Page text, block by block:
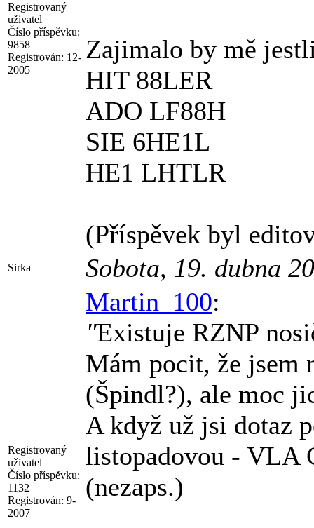
Registrovaný
uživatel
Číslo příspěvku:
9858
Registrován: 12-
2005
Zajimalo by mě
HIT 88LER
ADO LF88H
SIE 6HE1L
HE1 LHTLR
(Příspěvek byl
Sirka Sobota, 19. dubna
Registrovaný
uživatel
Číslo příspěvku:
1132
Registrován: 9-
2007
Martin_100:
"Existuje RZNP
Mám pocit, že jsem
(Špindl?), ale moc
A když už jsi dotaz
listopadovou - VLA
(nezaps.)